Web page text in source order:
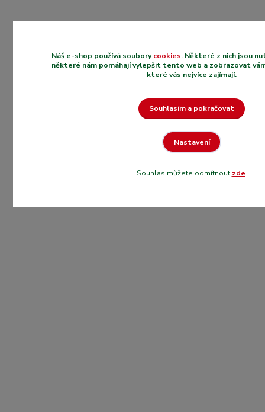
Náš e-shop používá souborycookies. Některé z nich jsou
některé nám pomáhají vylepšit tento web a zobrazovat
které vás nejvíce zajímají.
Nastavení
Souhlasím a pokračovat
Souhlas můžete odmítnout zde.